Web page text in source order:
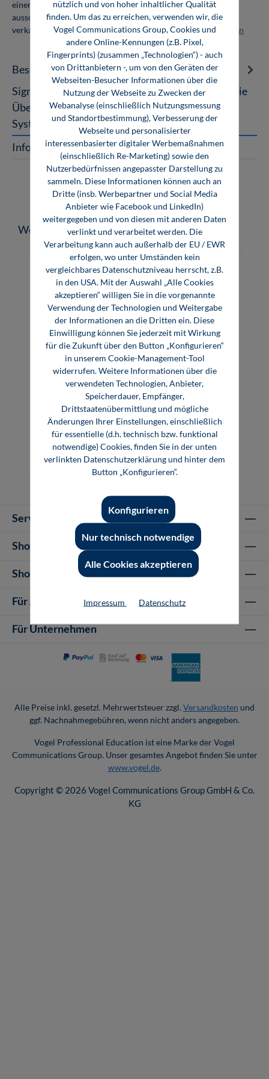
einer Abnahmemenge von 10 Exemplaren. Die Bücher dürfen
ausschließlich für den Eigenbedarf genutzt und nicht weiter
verkauft werden. Weitere Informationen unterFirmenlizenzen
Beschreibung
Signalintegrität Ein Fachbuch über die verlustfreie
Übermittlung von Datenströmen In digitalen
Systemen werden große Datenm…Mehr
InfoClick
Produktgalerie überspringen
Weitere Medien zum Thema
Industriesensorik
49,80 €* 39,99 €*
E-Book (PDF)
Service-Hotline
Shop Informationen
Shop-Service
Für Autor-/innen
Für Unternehmen
Alle Preise inkl. gesetzl. Mehrwertsteuer zzgl. Versandkosten und
ggf. Nachnahmegebühren, wenn nicht anders angegeben.
Vogel Professional Education ist eine Marke der Vogel
Communications Group. Unser gesamtes Angebot finden Sie unter
www.vogel.de.
Copyright © 2026 Vogel Communications Group GmbH & Co.
KG
nützlich und von hoher inhaltlicher Qualität
finden. Um das zu erreichen, verwenden wir, die
Vogel Communications Group, Cookies und
andere Online-Kennungen (z.B. Pixel,
Fingerprints) (zusammen „Technologien“) - auch
von Drittanbietern -, um von den Geräten der
Webseiten-Besucher Informationen über die
Nutzung der Webseite zu Zwecken der
Webanalyse (einschließlich Nutzungsmessung
und Standortbestimmung), Verbesserung der
Webseite und personalisierter
interessenbasierter digitaler Werbemaßnahmen
(einschließlich Re-Marketing) sowie den
Nutzerbedürfnissen angepasster Darstellung zu
sammeln. Diese Informationen können auch an
Dritte (insb. Werbepartner und Social Media
Anbieter wie Facebook und LinkedIn)
weitergegeben und von diesen mit anderen Daten
verlinkt und verarbeitet werden. Die
Verarbeitung kann auch außerhalb der EU / EWR
erfolgen, wo unter Umständen kein
vergleichbares Datenschutzniveau herrscht, z.B.
in den USA. Mit der Auswahl „Alle Cookies
akzeptieren“ willigen Sie in die vorgenannte
Verwendung der Technologien und Weitergabe
der Informationen an die Dritten ein. Diese
Einwilligung können Sie jederzeit mit Wirkung
für die Zukunft über den Button „Konfigurieren“
in unserem Cookie-Management-Tool
widerrufen. Weitere Informationen über die
verwendeten Technologien, Anbieter,
Speicherdauer, Empfänger,
Drittstaatenübermittlung und mögliche
Änderungen Ihrer Einstellungen, einschließlich
für essentielle (d.h. technisch bzw. funktional
notwendige) Cookies, finden Sie in der unten
verlinkten Datenschutzerklärung und hinter dem
Button „Konfigurieren“.
Nur technisch notwendige
Konfigurieren
Alle Cookies akzeptieren
Impressum Datenschutz